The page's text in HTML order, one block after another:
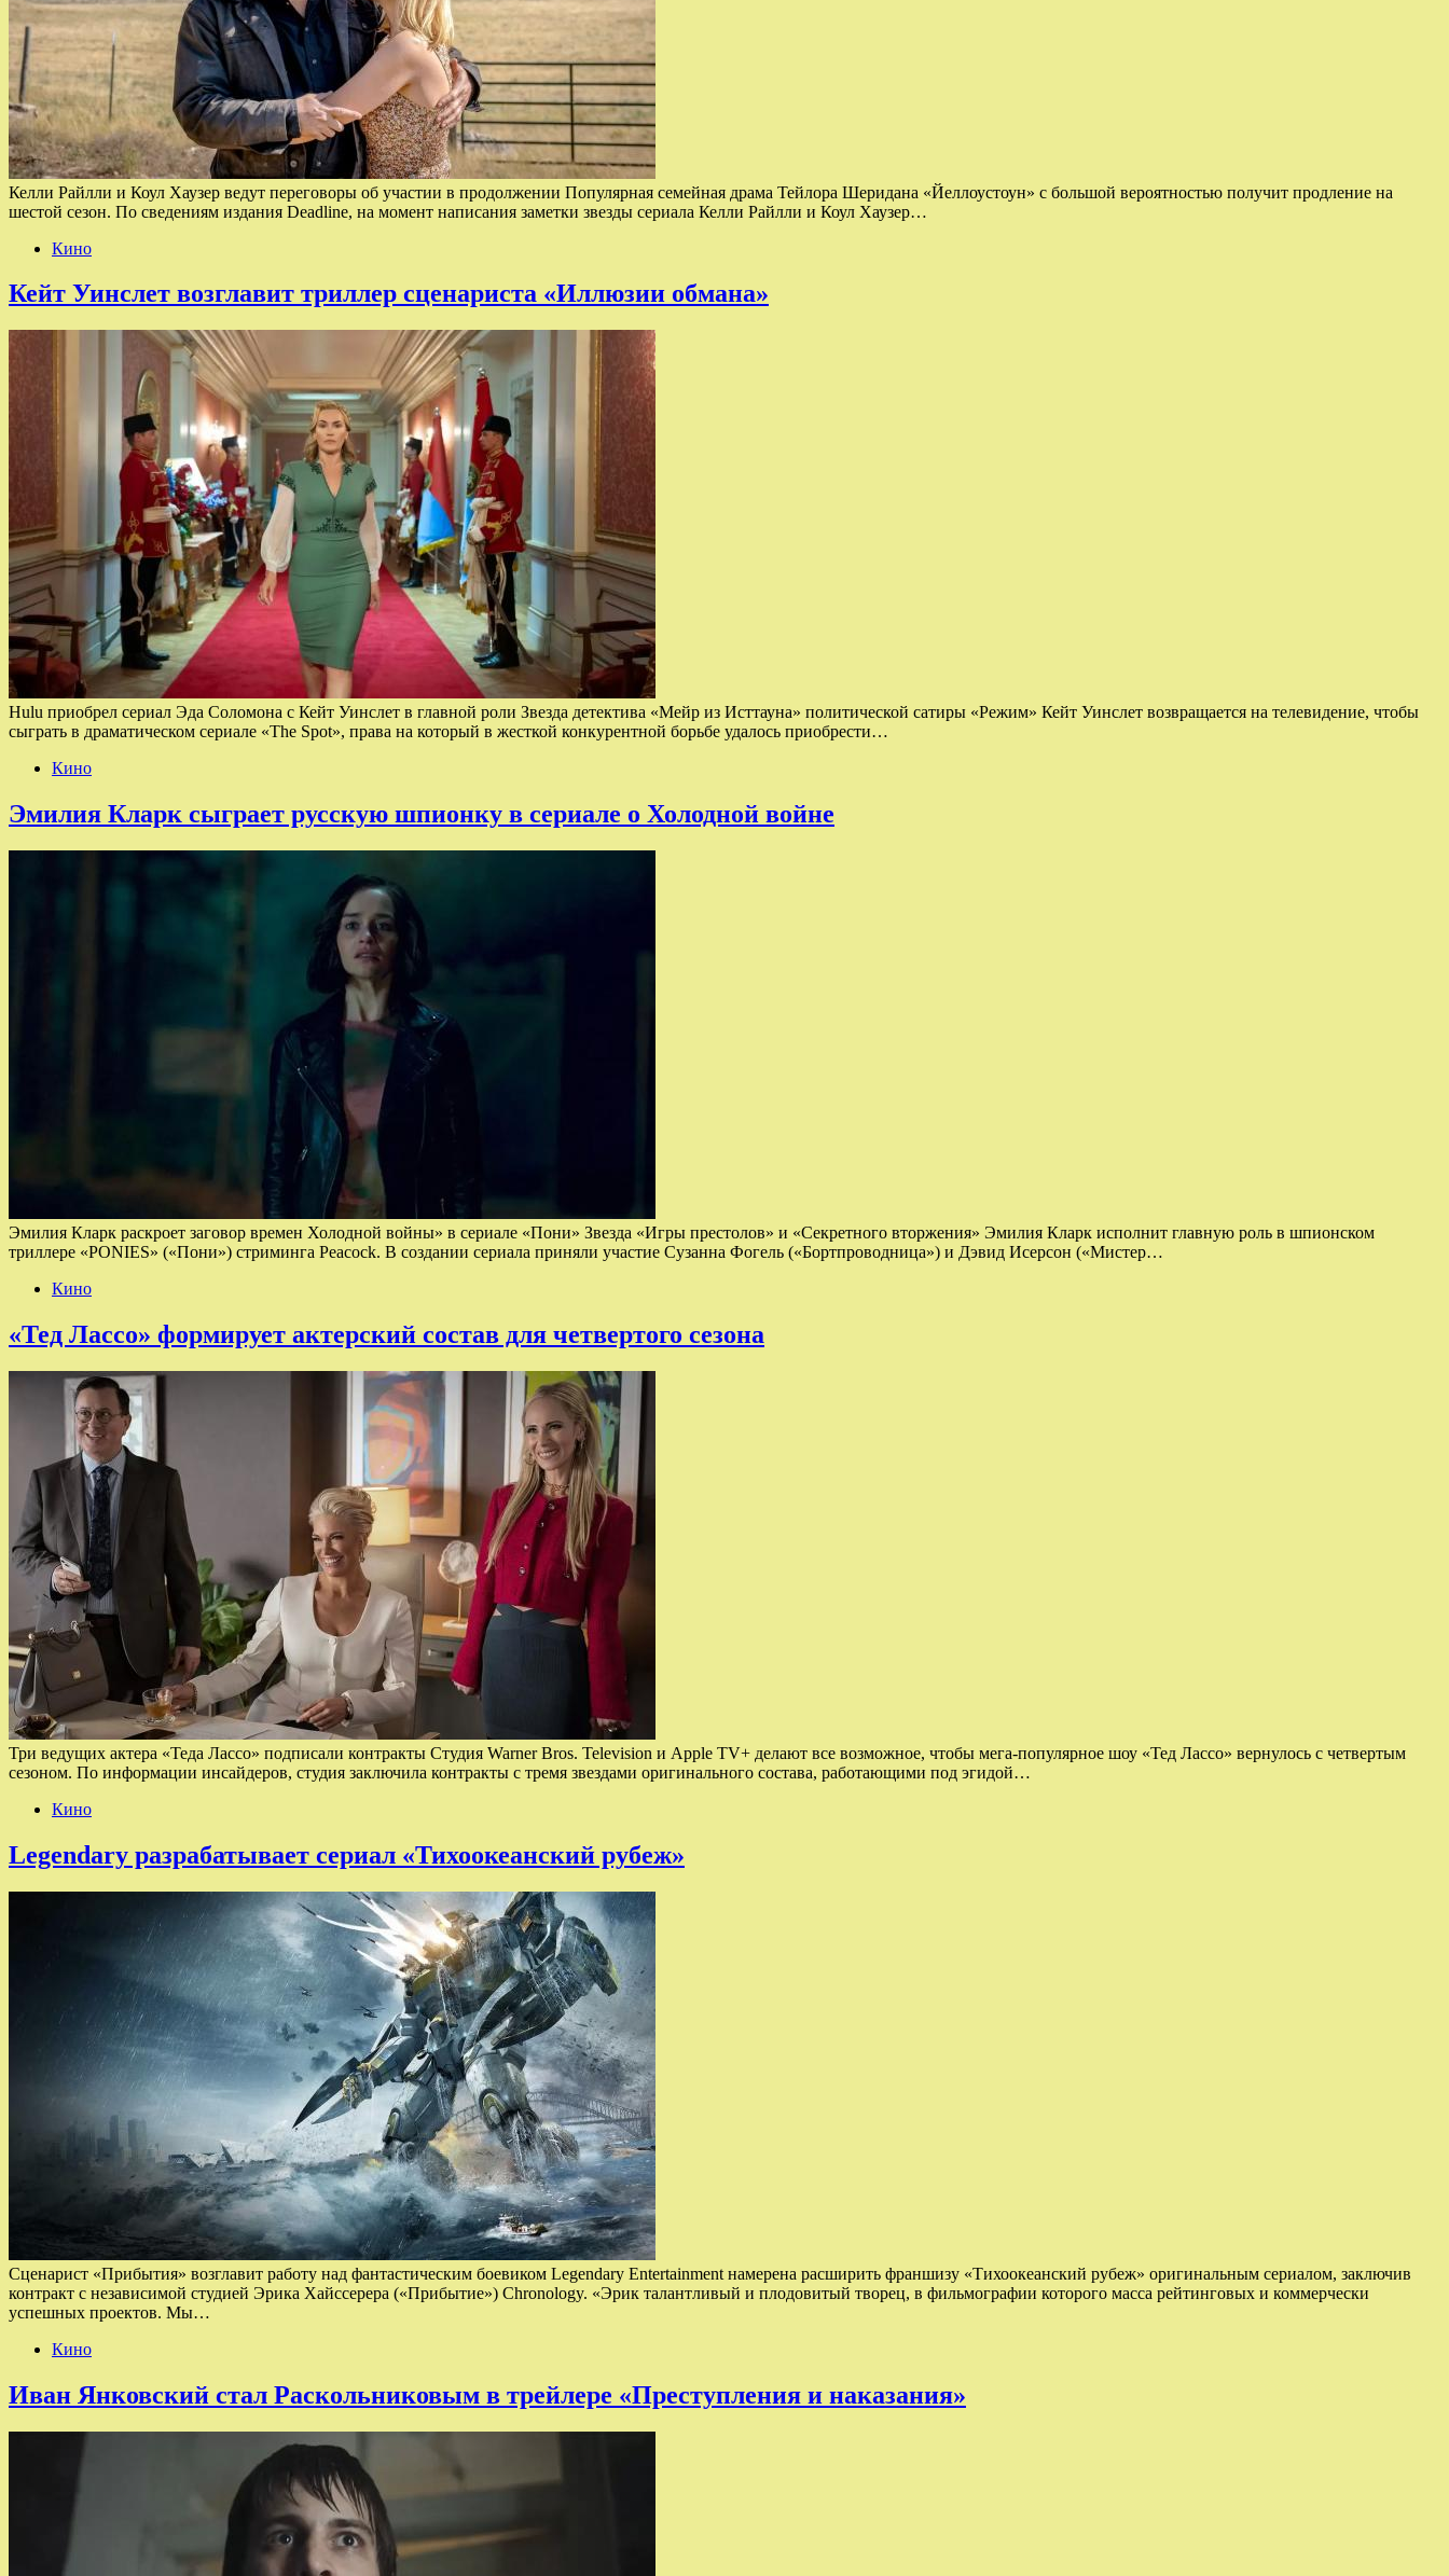
Келли Райлли и Коул Хаузер ведут переговоры об участии в продолжении Популярная семейная драма Тейлора Шеридана «Йеллоустоун» с большой вероятностью получит продление на
шестой сезон. По сведениям издания Deadline, на момент написания заметки звезды сериала Келли Райлли и Коул Хаузер…
Кино
Кейт Уинслет возглавит триллер сценариста «Иллюзии обмана»
Hulu приобрел сериал Эда Соломона с Кейт Уинслет в главной роли Звезда детектива «Мейр из Исттауна» политической сатиры «Режим» Кейт Уинслет возвращается на телевидение, чтобы
сыграть в драматическом сериале «The Spot», права на который в жесткой конкурентной борьбе удалось приобрести…
Кино
Эмилия Кларк сыграет русскую шпионку в сериале о Холодной войне
Эмилия Кларк раскроет заговор времен Холодной войны» в сериале «Пони» Звезда «Игры престолов» и «Секретного вторжения» Эмилия Кларк исполнит главную роль в шпионском
триллере «PONIES» («Пони») стриминга Peacock. В создании сериала приняли участие Сузанна Фогель («Бортпроводница») и Дэвид Исерсон («Мистер…
Кино
«Тед Лассо» формирует актерский состав для четвертого сезона
Три ведущих актера «Теда Лассо» подписали контракты Студия Warner Bros. Television и Apple TV+ делают все возможное, чтобы мега-популярное шоу «Тед Лассо» вернулось с четвертым
сезоном. По информации инсайдеров, студия заключила контракты с тремя звездами оригинального состава, работающими под эгидой…
Кино
Legendary разрабатывает сериал «Тихоокеанский рубеж»
Сценарист «Прибытия» возглавит работу над фантастическим боевиком Legendary Entertainment намерена расширить франшизу «Тихоокеанский рубеж» оригинальным сериалом, заключив
контракт с независимой студией Эрика Хайссерера («Прибытие») Chronology. «Эрик талантливый и плодовитый творец, в фильмографии которого масса рейтинговых и коммерчески
успешных проектов. Мы…
Кино
Иван Янковский стал Раскольниковым в трейлере «Преступления и наказания»